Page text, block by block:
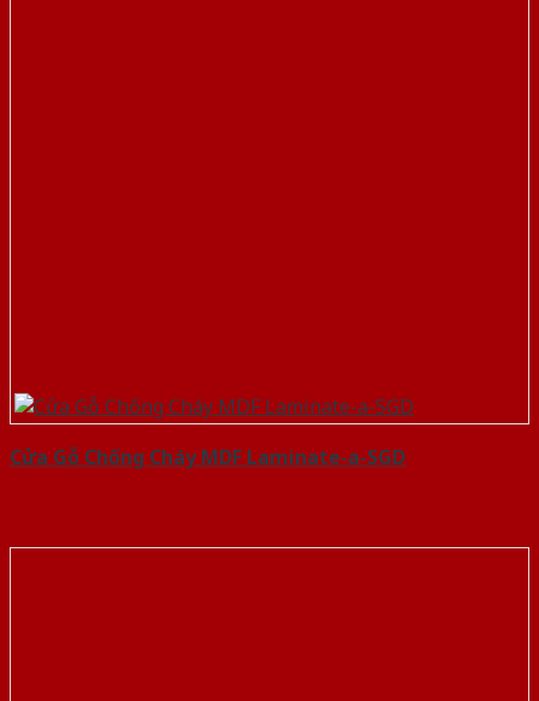
Cửa Gỗ Chống Cháy MDF Laminate-a-SGD